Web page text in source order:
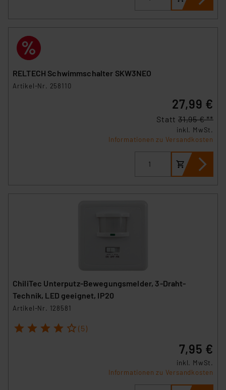
RELTECH Schwimmschalter SKW3NEO
Artikel-Nr. 258110
27,99 €
Statt 31,95 € **
inkl. MwSt.
Informationen zu Versandkosten
ChiliTec Unterputz-Bewegungsmelder, 3-Draht-
Technik, LED geeignet, IP20
Artikel-Nr. 128581
1 2 3 4 5 (5)
7,95 €
inkl. MwSt.
Informationen zu Versandkosten